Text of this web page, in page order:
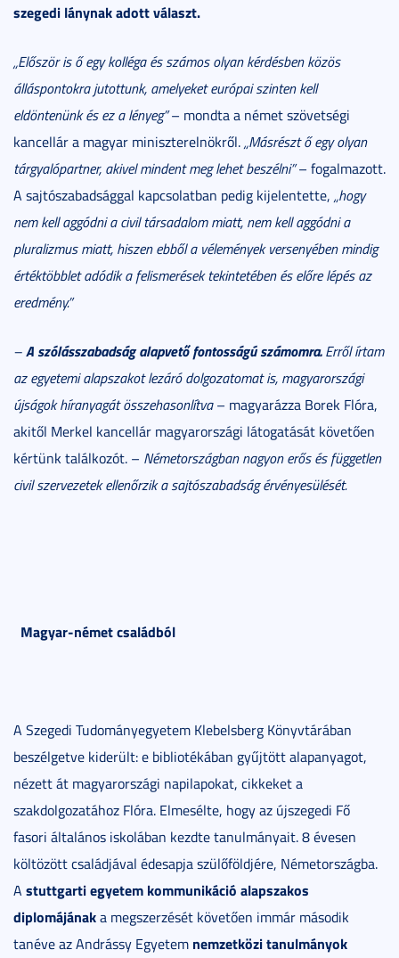
szegedi lánynak adott választ.
„Először is ő egy kolléga és számos olyan kérdésben közös
álláspontokra jutottunk, amelyeket európai szinten kell
eldöntenünk és ez a lényeg”– mondta a német szövetségi
kancellár a magyar miniszterelnökről.„Másrészt ő egy olyan
tárgyalópartner, akivel mindent meg lehet beszélni”– fogalmazott.
A sajtószabadsággal kapcsolatban pedig kijelentette, „hogy
nem kell aggódni a civil társadalom miatt, nem kell aggódni a
pluralizmus miatt, hiszen ebből a vélemények versenyében mindig
értéktöbblet adódik a felismerések tekintetében és előre lépés az
eredmény.”
–A szólásszabadság alapvető fontosságú számomra.Erről írtam
az egyetemi alapszakot lezáró dolgozatomat is, magyarországi
újságok híranyagát összehasonlítva– magyarázza Borek Flóra,
akitől Merkel kancellár magyarországi látogatását követően
kértünk találkozót. – Németországban nagyon erős és független
civil szervezetek ellenőrzik a sajtószabadság érvényesülését.
Magyar-német családból
A Szegedi Tudományegyetem Klebelsberg Könyvtárában
beszélgetve kiderült: e bibliotékában gyűjtött alapanyagot,
nézett át magyarországi napilapokat, cikkeket a
szakdolgozatához Flóra. Elmesélte, hogy az újszegedi Fő
fasori általános iskolában kezdte tanulmányait. 8 évesen
költözött családjával édesapja szülőföldjére, Németországba.
A stuttgarti egyetem kommunikáció alapszakos
diplomájánaka megszerzését követően immár második
tanéve az Andrássy Egyetem nemzetközi tanulmányok